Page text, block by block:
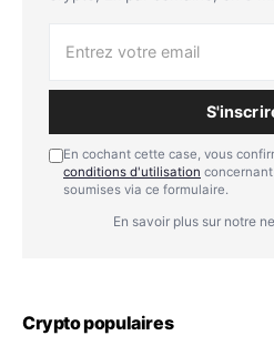
En cochant cette case, vous
conditions d'utilisation
soumises via ce formulaire.
En savoir plus sur notre
Crypto populaires